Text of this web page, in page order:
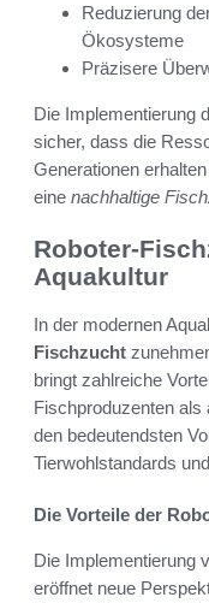
Reduzierung
Ökosysteme
Präzisere
Die Implementierung
sicher, dass die
Generationen
eine nachhaltige
Roboter-
Aquakultur
In der modernen
Fischzucht
bringt zahlreiche
Fischproduzenten
den bedeutendsten
Tierwohlstandards
Die Vorteile der
Die Implementierung
eröffnet neue